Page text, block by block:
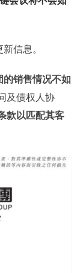
信息。
的销售情况不如
及债权人协
款以匹配其客